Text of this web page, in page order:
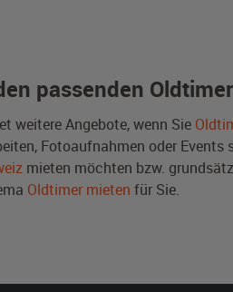
passenden
weitere Angebote, wenn Sie
Fotoaufnahmen oder
mieten möchten bzw.
Oldtimer mieten für Sie.